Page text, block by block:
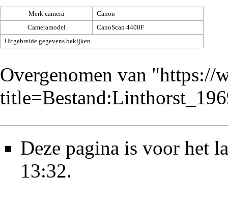
Merk camera
Canon
Cameramodel
CanoScan 4400F
Uitgebreide gegevens bekijken
Overgenomen van "https://
Deze pagina is voor het
13:32.